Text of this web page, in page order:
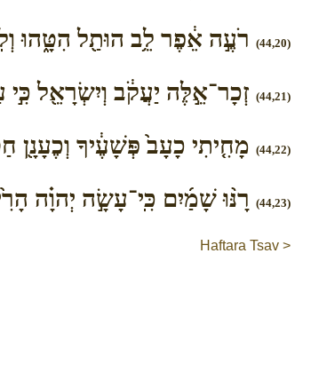
(44,20) רֹעֶ֣ה אֵ֔פֶר לֵ֥ב הוּתַ֖ל הִטָּ֑הוּ
(44,21) זְכָר־אֵ֣לֶּה יַעֲקֹ֔ב וְיִשְׂרָאֵ֖ל
(44,22) מָחִ֤יתִי כָעָב֙ פְּשָׁעֶ֔יךָ וְכֶעָנָ֖ן
(44,23) רָנּ֨וּ שָׁמַ֜יִם כִּֽי־עָשָׂ֣ה יְהוָ֗ה
Haftara Tsav >